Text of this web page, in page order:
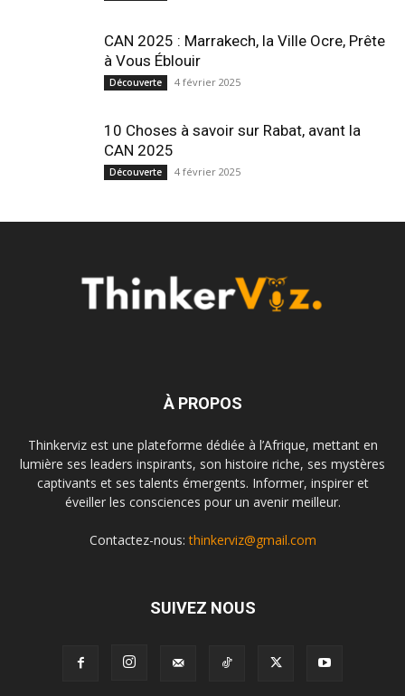
CAN 2025 : Marrakech, la Ville Ocre, Prête
à Vous Éblouir
Découverte 4 février 2025
10 Choses à savoir sur Rabat, avant la
CAN 2025
Découverte 4 février 2025
À PROPOS
Thinkerviz est une plateforme dédiée à l’Afrique, mettant en
lumière ses leaders inspirants, son histoire riche, ses mystères
captivants et ses talents émergents. Informer, inspirer et
éveiller les consciences pour un avenir meilleur.
Contactez-nous:thinkerviz@gmail.com
SUIVEZ NOUS